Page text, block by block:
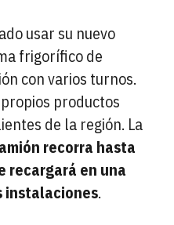
usar su nuevo
frigorífico de
con varios turnos.
productos
de la región. La
recorra hasta
recargará en una
instalaciones.